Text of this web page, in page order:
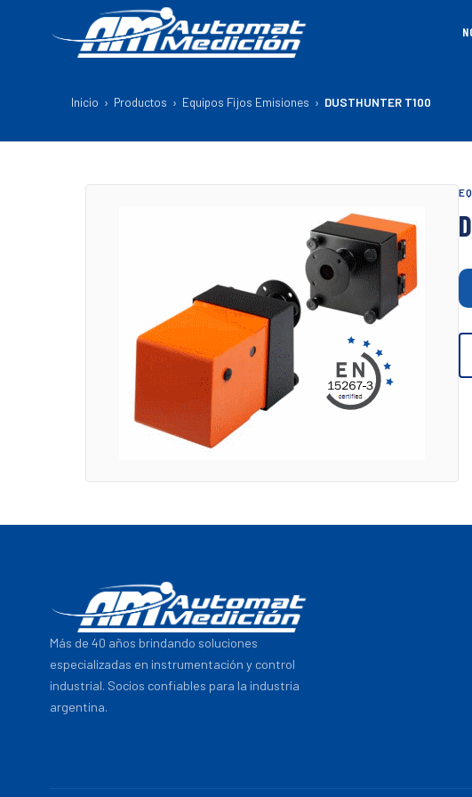
Inicio › Productos › Equipos Fijos Emisiones › DUSTHUNTER T100
Más de 40 años brindando soluciones
especializadas en instrumentación y control
industrial. Socios confiables para la industria
argentina.